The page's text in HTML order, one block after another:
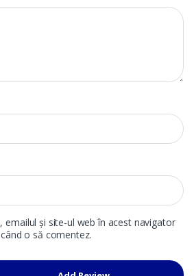
emailul și site-ul web în acest navigator
o să comentez.